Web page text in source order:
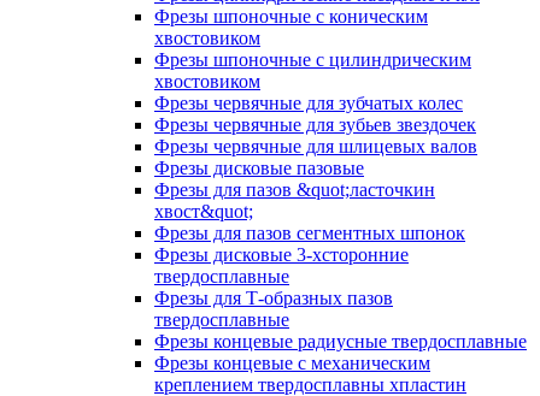
Фрезы шпоночные с коническим
хвостовиком
Фрезы шпоночные с цилиндрическим
хвостовиком
Фрезы червячные для зубчатых колес
Фрезы червячные для зубьев звездочек
Фрезы червячные для шлицевых валов
Фрезы дисковые пазовые
Фрезы для пазов &quot;ласточкин
хвост&quot;
Фрезы для пазов сегментных шпонок
Фрезы дисковые 3-хсторонние
твердосплавные
Фрезы для Т-образных пазов
твердосплавные
Фрезы концевые радиусные твердосплавные
Фрезы концевые с механическим
креплением твердосплавны хпластин